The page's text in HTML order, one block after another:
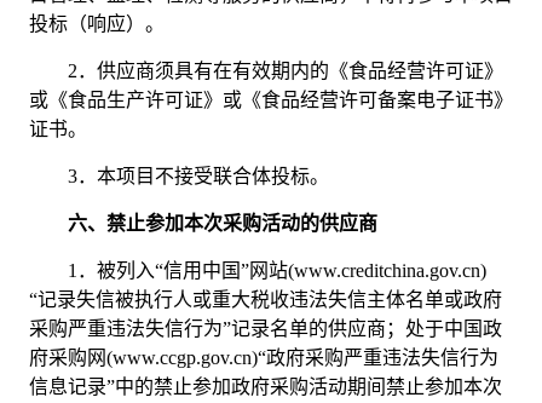
投标（响应）。
2． 供应商须具有在有效期内的《食品经营许可证》
或《食品生产许可证》或《食品经营许可备案电子证书》
证书。
3． 本项目不接受联合体投标。
六、禁止参加本次采购活动的供应商
1． 被列入“信用中国”网站(www.creditchina.gov.cn)
“记录失信被执行人或重大税收违法失信主体名单或政府
采购严重违法失信行为”记录名单的供应商；处于中国政
府采购网(www.ccgp.gov.cn)“政府采购严重违法失信行为
信息记录”中的禁止参加政府采购活动期间禁止参加本次